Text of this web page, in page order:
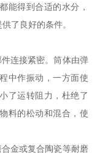
能得到合适的水分，
了良好的条件。
连接紧密。筒体由弹
中作振动，一方面使
了运转阻力，杜绝了
料的松动和混合，使
金或复合陶瓷等耐磨